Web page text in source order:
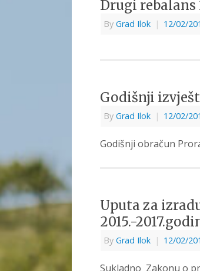
Drugi rebalans
By Grad Ilok | 12/02/
Godišnji
By Grad Ilok | 12/02/
Godišnji obračun
Uputa za
2015.-
By Grad Ilok | 12/02/
Sukladno Zakonu o